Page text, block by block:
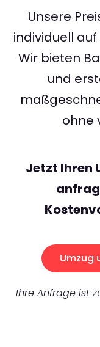
Unsere
individuell
Wir bieten
und
ohne
Jetzt Ihren
Umzug
Ihre Anfrage ist